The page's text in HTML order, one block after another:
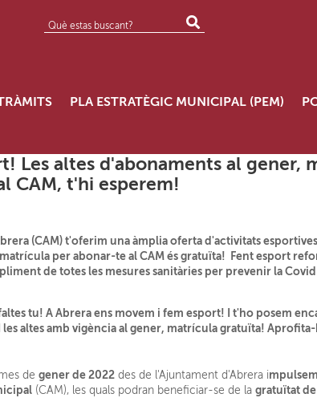
PLA ESTRATÈGIC MUNICIPAL (PEM)
Les altes d'abonaments al gener,
CAM, t'hi esperem!
(CAM) t'oferim una àmplia oferta d'activitats
per abonar-te al CAM és gratuïta! Fent esport
de totes les mesures sanitàries per prevenir la
tu! A Abrera ens movem i fem esport! I t'ho posem
altes amb vigència al gener, matrícula gratuïta!
de gener de 2022des de l'Ajuntament d'Abrera i
(CAM), les quals podran beneficiar-se de la gratuïtat